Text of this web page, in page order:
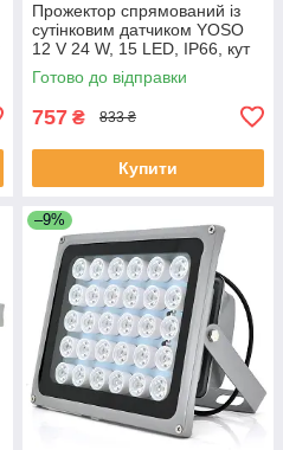
Прожектор спрямований із
сутінковим датчиком YOSO
12 V 24 W, 15 LED, IP66, кут
огляду 60°, дальність до 40
м, 177*138*65 мм, BOX
Готово до відправки
757 ₴ 833 ₴
Купити
–9%